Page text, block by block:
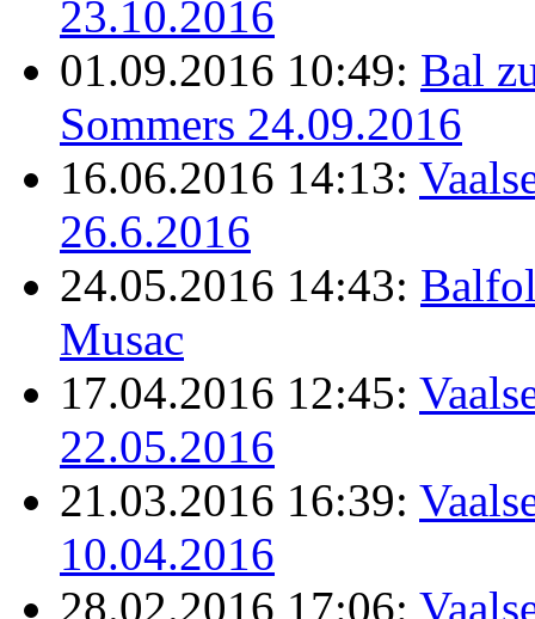
23.10.2016
01.09.2016 10:49: Bal
Sommers 24.09.2016
16.06.2016 14:13:
26.6.2016
24.05.2016 14:43:
Musac
17.04.2016 12:45:
22.05.2016
21.03.2016 16:39:
10.04.2016
28.02.2016 17:06: